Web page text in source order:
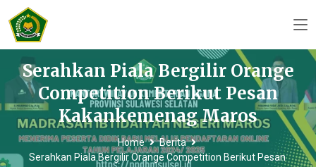
Serahkan Piala Bergilir Orange
Competition Berikut Pesan
Kakankemenag Maros
Home
Berita
Serahkan Piala Bergilir Orange Competition Berikut Pesan